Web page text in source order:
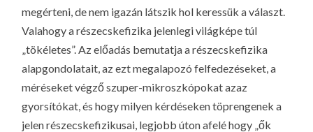
megérteni, de nem igazán látszik hol keressük a választ.
Valahogy a részecskefizika jelenlegi világképe túl
„tökéletes”. Az előadás bemutatja a részecskefizika
alapgondolatait, az ezt megalapozó felfedezéseket, a
méréseket végző szuper-mikroszkópokat azaz
gyorsítókat, és hogy milyen kérdéseken töprengenek a
jelen részecskefizikusai, legjobb úton afelé hogy „ők